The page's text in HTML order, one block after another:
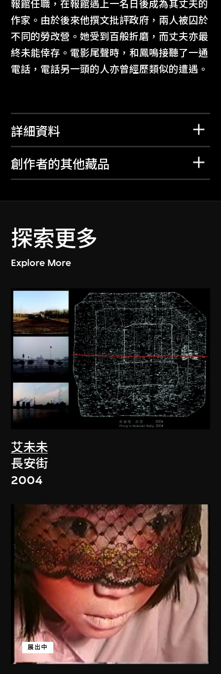
報館任職，在報館遇上一名日後成為其丈夫的
作家。由於後來他撰文批評政府，兩人被囚於
不同的勞改營。她受到百般折磨，而丈夫亦最
終未能倖存。電影尾聲時，和鳳鳴接聽了一通
電話，電話另一頭的人亦曾經歷類似的遭遇。
詳細資料
創作者的其他藏品
探索更多
Explore More
艾未未
長安街
2004
展出中